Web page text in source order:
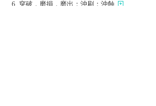
穿破，磨損，磨出；沖刷；沖蝕